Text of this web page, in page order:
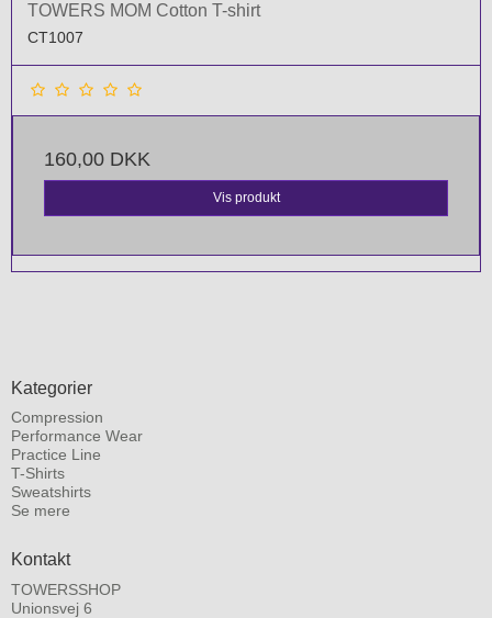
TOWERS MOM Cotton T-shirt
CT1007
160,00 DKK
Vis produkt
Kategorier
Compression
Performance Wear
Practice Line
T-Shirts
Sweatshirts
Se mere
Kontakt
TOWERSSHOP
Unionsvej 6